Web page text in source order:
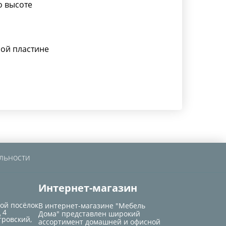
высоте
пластине
посёлок
4
Интернет-магазин
В интернет-магазине "Мебель
Дома" представлен широкий
ассортимент домашней и офисной